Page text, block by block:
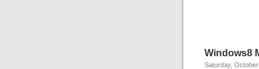
Windows8
Saturday,